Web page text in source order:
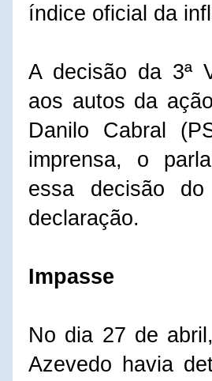
índice oficial da
A decisão da 3ª
aos autos da
Danilo Cabral
imprensa, o
essa decisão
declaração.
Impasse
No dia 27 de
Azevedo havia